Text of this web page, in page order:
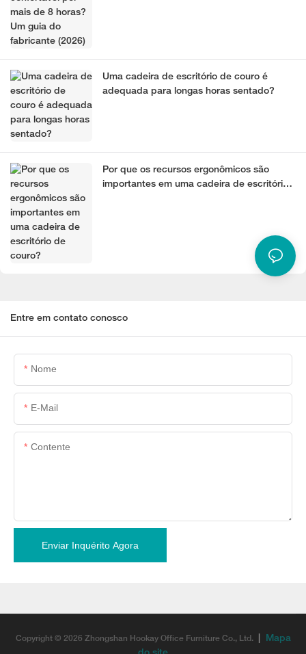
Uma cadeira de escritório de couro é
adequada para longas horas sentado?
Por que os recursos ergonômicos são
importantes em uma cadeira de escritório
Entre em contato conosco
Nome
E-Mail
Contente
Enviar Inquérito Agora
Copyright © 2026 Zhongshan Hookay Office Furniture Co., Ltd.
Mapa